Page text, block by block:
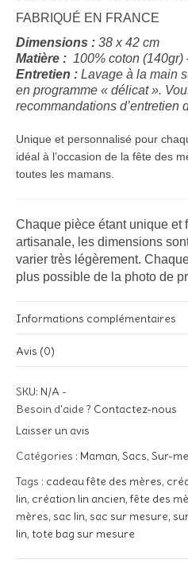
FABRIQUÉ EN FRANCE
Dimensions : 38 x 42 cm
Matière : 100% coton (140gr)
Entretien : Lavage à la main
en programme « délicat ».
recommandations d’entretien
Unique et personnalisé pour
idéal à l’occasion de la fête des
toutes les mamans.
Chaque pièce étant unique et
artisanale, les dimensions
varier très légèrement.
plus possible de la photo de
Informations complémentaires
Poids
Couleurs pochoir
Noir, Noir pailleté, Gris
Avis (0)
Soyez le premier à laisser votre
« Chérie »”
Votre adresse e-mail ne sera pas
Votre note
Votre avis
SKU: N/A -
Besoin d'aide ? Contactez-nous
Laisser un avis
Catégories : Maman, Sacs, Sur-
Tags : cadeau fête des mères,
lin, création lin ancien, fête des
mères, sac lin, sac sur mesure,
lin, tote bag sur mesure